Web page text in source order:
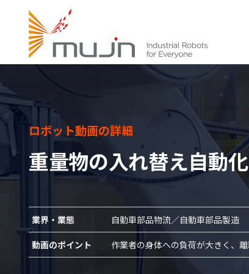
ロボット動画の詳細
重量物の入れ替え自動
業界・業態 自動車部品物流／自動車部品製造
動画のポイント 作業者の身体への負荷が大きく、